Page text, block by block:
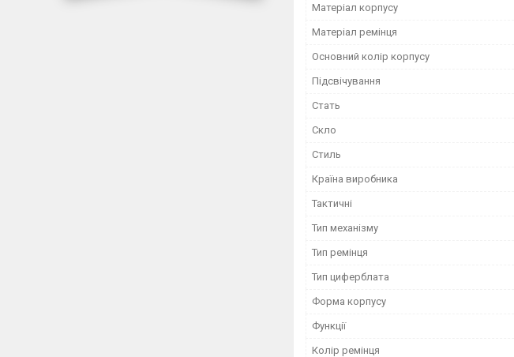
Матеріал корпусу
Матеріал ремінця
Основний колір корпусу
Підсвічування
Стать
Скло
Стиль
Країна виробника
Тактичні
Тип механізму
Тип ремінця
Тип циферблата
Форма корпусу
Функції
Колір ремінця